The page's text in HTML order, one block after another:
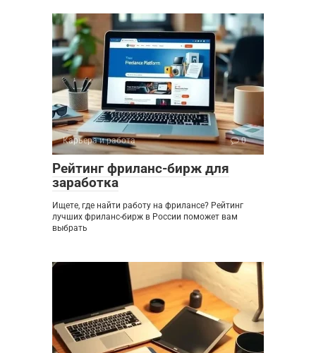
Карьера и работа 0
Рейтинг фриланс-бирж для
заработка
Ищете, где найти работу на фрилансе? Рейтинг
лучших фриланс-бирж в России поможет вам
выбрать